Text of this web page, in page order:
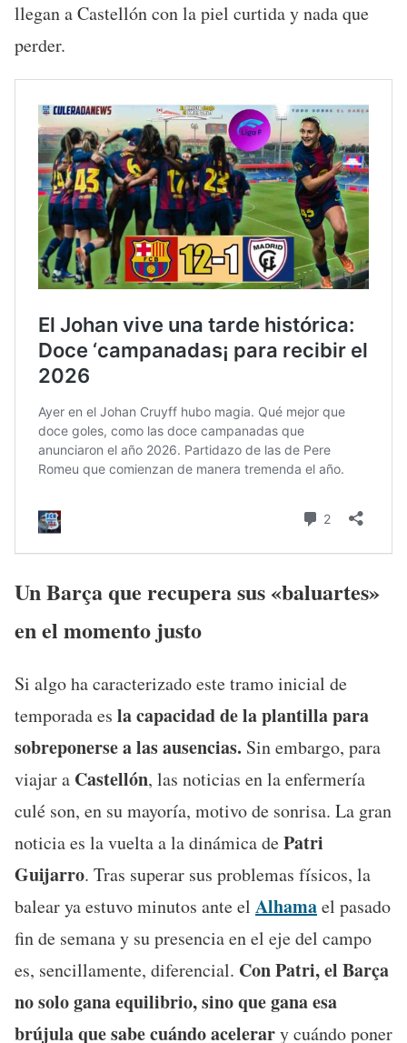
llegan a Castellón con la piel curtida y nada que
perder.
Un Barça que recupera sus «baluartes»
en el momento justo
Si algo ha caracterizado este tramo inicial de
temporada es la capacidad de la plantilla para
sobreponerse a las ausencias. Sin embargo, para
viajar a Castellón, las noticias en la enfermería
culé son, en su mayoría, motivo de sonrisa. La gran
noticia es la vuelta a la dinámica dePatri
Guijarro. Tras superar sus problemas físicos, la
balear ya estuvo minutos ante el Alhamael pasado
fin de semana y su presencia en el eje del campo
es, sencillamente, diferencial. Con Patri, el Barça
no solo gana equilibrio, sino que gana esa
brújula que sabe cuándo acelerary cuándo poner